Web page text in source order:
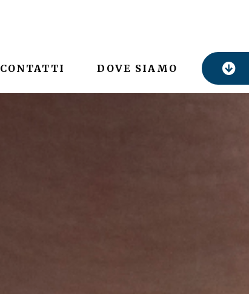
CONTATTI DOVE SIAMO